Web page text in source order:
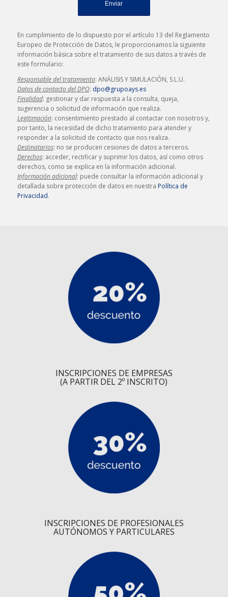
En cumplimiento de lo dispuesto por el artículo 13 del Reglamento
Europeo de Protección de Datos, le proporcionamos la siguiente
información básica sobre el tratamiento de sus datos a través de
este formulario:
Responsable del tratamiento: ANÁLISIS Y SIMULACIÓN, S.L.U.
Datos de contacto del DPO: dpo@grupoays.es
Finalidad: gestionar y dar respuesta a la consulta, queja,
sugerencia o solicitud de información que realiza.
Legitimación: consentimiento prestado al contactar con nosotros y,
por tanto, la necesidad de dicho tratamiento para atender y
responder a la solicitud de contacto que nos realiza.
Destinatarios: no se producen cesiones de datos a terceros.
Derechos: acceder, rectificar y suprimir los datos, así como otros
derechos, como se explica en la información adicional.
Información adicional: puede consultar la información adicional y
detallada sobre protección de datos en nuestra Política de
Privacidad.
INSCRIPCIONES DE EMPRESAS
(A PARTIR DEL 2º INSCRITO)
INSCRIPCIONES DE PROFESIONALES
AUTÓNOMOS Y PARTICULARES